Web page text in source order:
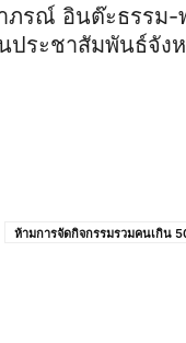
ภรณ์ อินต๊ะธรรม-
ประชาสัมพันธ์จัง
ห้ามการจัดกิจกรรมรวมคนเกิน